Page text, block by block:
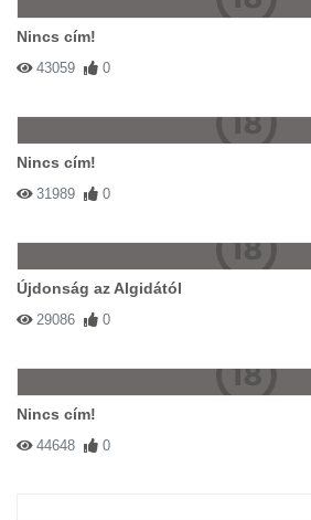
Nincs cím!
43059 0
Nincs cím!
31989 0
Újdonság az Algidától
29086 0
Nincs cím!
44648 0